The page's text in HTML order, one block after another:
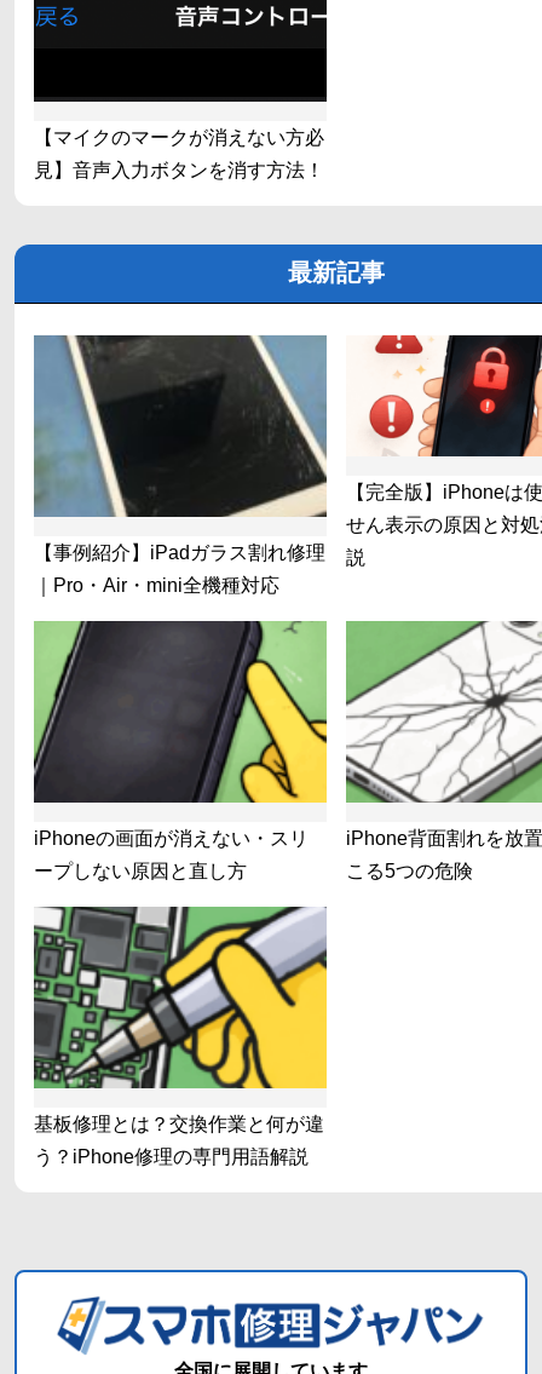
【マイクのマークが消えない方必
見】音声入力ボタンを消す方法！
最新記事
【事例紹介】iPadガラス割れ修理
｜Pro・Air・mini全機種対応
【完全版】iPhoneは
せん表示の原因と対
説
iPhoneの画面が消えない・スリ
ープしない原因と直し方
iPhone背面割れを放
こる5つの危険
基板修理とは？交換作業と何が違
う？iPhone修理の専門用語解説